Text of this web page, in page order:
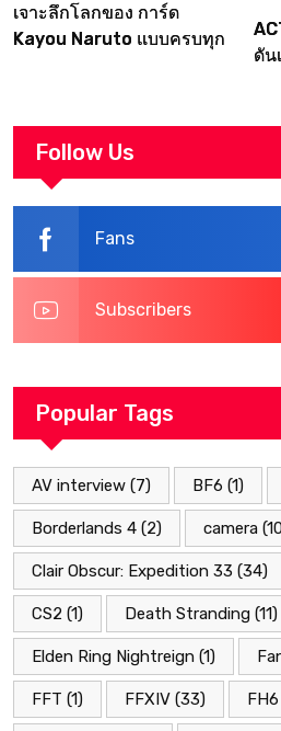
เจาะลึกโลกของ การ์ด
Kayou Naruto แบบครบทุก
ดัน
Follow Us
Fans
Subscribers
Popular Tags
AV interview (7) BF6 (1)
Borderlands 4 (2) camera
Clair Obscur: Expedition 33 (34)
CS2 (1) Death Stranding (11)
Elden Ring Nightreign (1)
FFT (1) FFXIV (33) FH6